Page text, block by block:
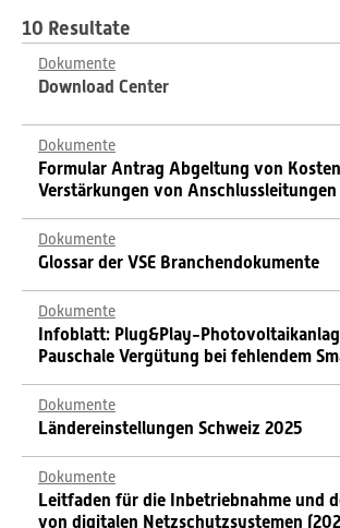
10 Resultate
Dokumente
Download Center
Dokumente
Formular Antrag Abgeltung von
Verstärkungen von Anschlussleitungen
Dokumente
Glossar der VSE Branchendokumente
Dokumente
Infoblatt: Plug&Play-
Pauschale Vergütung bei fehlendem
Dokumente
Ländereinstellungen Schweiz 2025
Dokumente
Leitfaden für die Inbetriebnahme und
von digitalen Netzschutzsystemen